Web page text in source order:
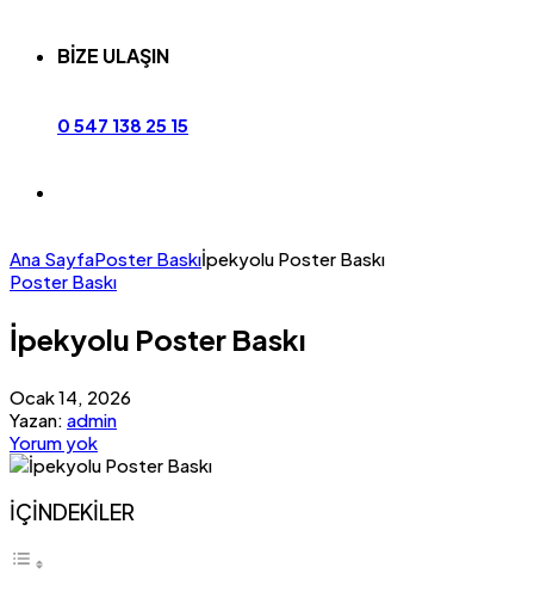
BİZE ULAŞIN
0 547 138 25 15
Ana SayfaPoster Baskıİpekyolu Poster Baskı
Poster Baskı
İpekyolu Poster Baskı
Ocak 14, 2026
Yazan: admin
Yorum yok
İÇİNDEKİLER